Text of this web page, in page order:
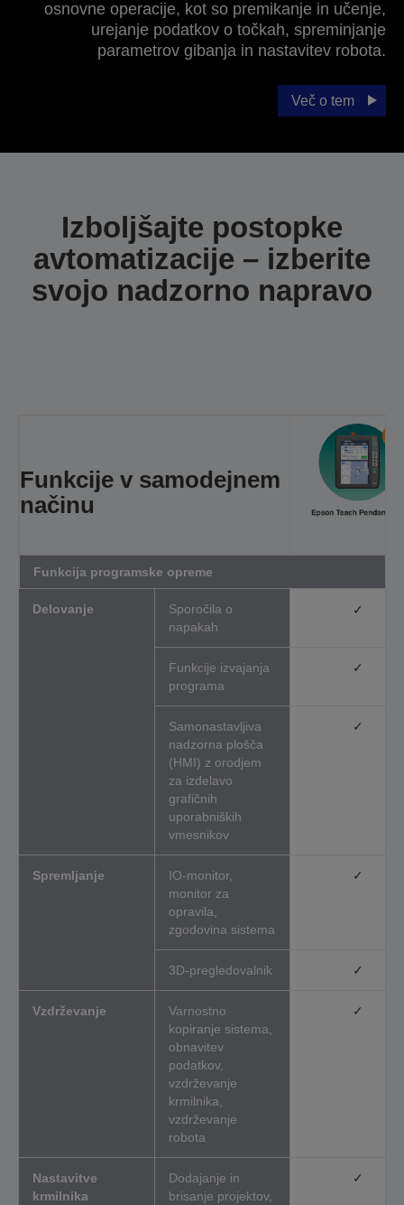
osnovne operacije, kot so premikanje in učenje,
urejanje podatkov o točkah, spreminjanje
parametrov gibanja in nastavitev robota.
Več o tem
Izboljšajte postopke
avtomatizacije – izberite
svojo nadzorno napravo
Funkcije v samodejnem
načinu
Funkcija programske opreme
Delovanje
Sporočila o
napakah
✓
Funkcije izvajanja
programa
✓
Samonastavljiva
nadzorna plošča
(HMI) z orodjem
za izdelavo
grafičnih
uporabniških
vmesnikov
✓
Spremljanje
IO-monitor,
monitor za
opravila,
zgodovina sistema
✓
3D-pregledovalnik ✓
Vzdrževanje
Varnostno
kopiranje sistema,
obnavitev
podatkov,
vzdrževanje
krmilnika,
vzdrževanje
robota
✓
Nastavitve
krmilnika
Dodajanje in
brisanje projektov,
✓